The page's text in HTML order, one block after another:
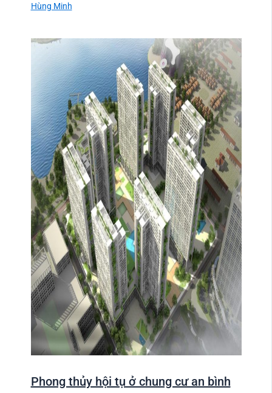
Hùng Minh
Phong thủy hội tụ ở chung cư an bình